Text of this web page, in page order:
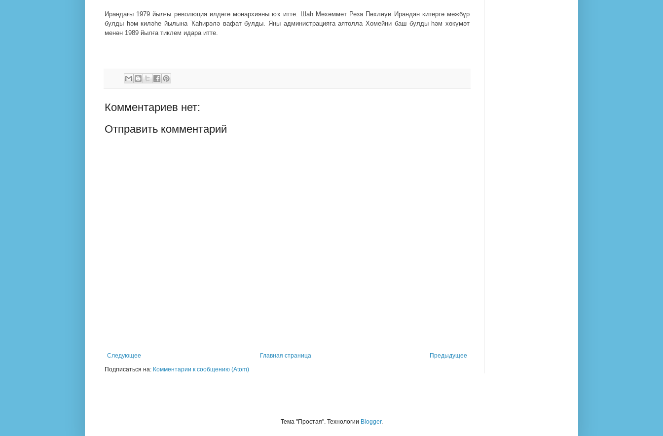
Ирандағы 1979 йылғы революция илдәге монархияны юҡ итте. Шаһ Мөхәммәт Реза Пәхләүи Ирандан китергә мәжбүр
булды һәм киләһе йылына Ҡаһирәлә вафат булды. Яңы администрацияға аятолла Хомейни баш булды һәм хөкүмәт
менән 1989 йылға тиклем идара итте.
Комментариев нет:
Отправить комментарий
Следующее Предыдущее
Главная страница
Подписаться на: Комментарии к сообщению (Atom)
Тема "Простая". Технологии Blogger.